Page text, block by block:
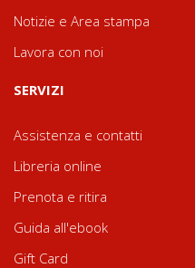
Notizie e Area stampa
Lavora con noi
SERVIZI
Assistenza e contatti
Libreria online
Prenota e ritira
Guida all'ebook
Gift Card